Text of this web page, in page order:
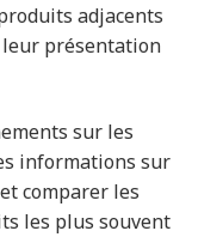
adjacents
présentation
sur les
informations sur
comparer les
les plus souvent